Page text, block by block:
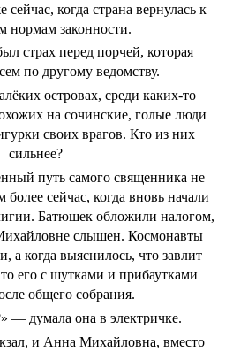
когда страна вернулась к
нормам законности.
страх перед порчей, которая
по другому ведомству.
островах, среди каких-то
на сочинские, голые люди
своих врагов. Кто из них
сильнее?
путь самого священника не
сейчас, когда вновь начали
Батюшек обложили налогом,
слышен. Космонавты
а когда выяснилось, что завлит
то его с шутками и прибаутками
общего собрания.
— думала она в электричке.
и Анна Михайловна, вместо